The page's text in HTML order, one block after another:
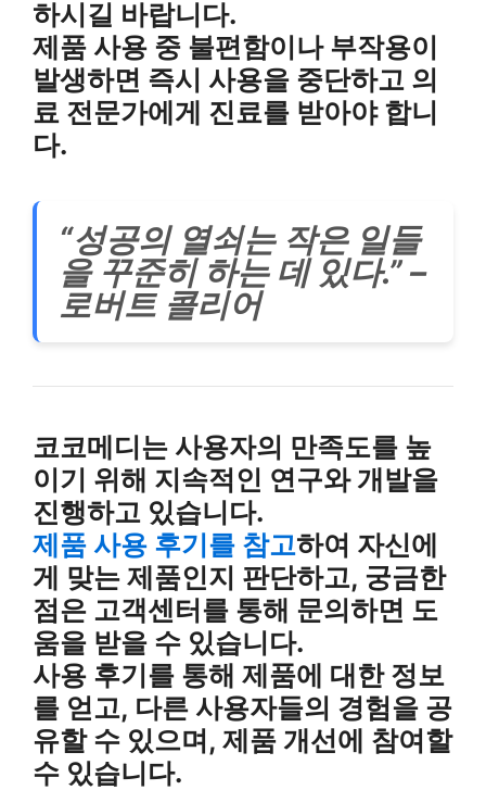
하시길 바랍니다.
제품 사용 중 불편함이나 부작용이
발생하면 즉시 사용을 중단하고 의
료 전문가에게 진료를 받아야 합니
다.
“성공의 열쇠는 작은 일들
을 꾸준히 하는 데 있다.” –
로버트 콜리어
코코메디는 사용자의 만족도를 높
이기 위해 지속적인 연구와 개발을
진행하고 있습니다.
제품 사용 후기를 참고하여 자신에
게 맞는 제품인지 판단하고, 궁금한
점은 고객센터를 통해 문의하면 도
움을 받을 수 있습니다.
사용 후기를 통해 제품에 대한 정보
를 얻고, 다른 사용자들의 경험을 공
유할 수 있으며, 제품 개선에 참여할
수 있습니다.